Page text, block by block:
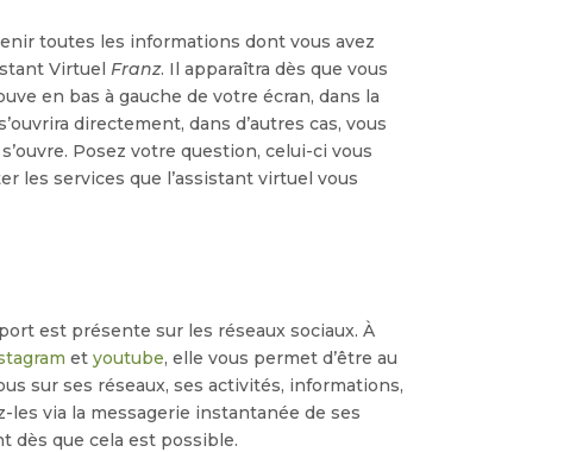
toutes les informations dont vous avez
Virtuel Franz. Il apparaîtra dès que vous
en bas à gauche de votre écran, dans la
directement, dans d’autres cas, vous
Posez votre question, celui-ci vous
les services que l’assistant virtuel vous
est présente sur les réseaux sociaux. À
et youtube, elle vous permet d’être au
sur ses réseaux, ses activités, informations,
les via la messagerie instantanée de ses
dès que cela est possible.